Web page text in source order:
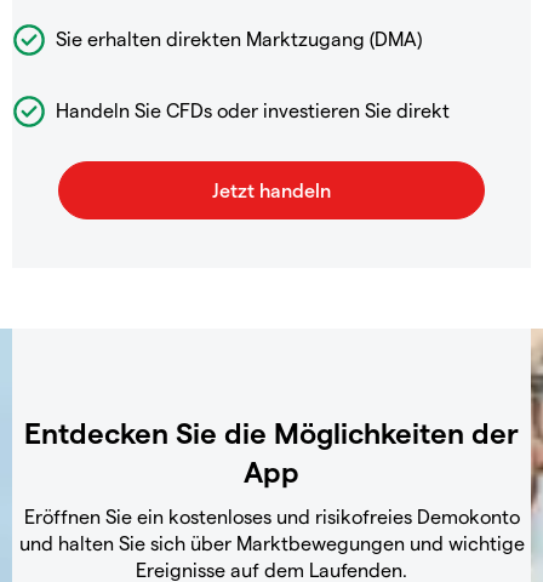
Sie erhalten direkten Marktzugang (DMA)
Handeln Sie CFDs oder investieren Sie direkt
Entdecken Sie die Möglichkeiten der
App
Eröffnen Sie ein kostenloses und risikofreies Demokonto
und halten Sie sich über Marktbewegungen und wichtige
Ereignisse auf dem Laufenden.